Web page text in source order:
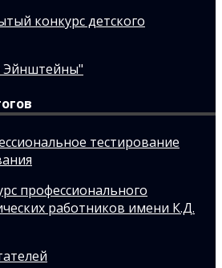
конкурс детского
тестирование
профессионального
работников имени К.Д.